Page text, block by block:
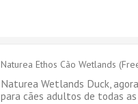
Naturea Ethos Cão Wetlands
Naturea Wetlands Duck,
para cães adultos de todas